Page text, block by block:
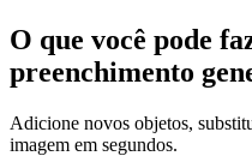
O que você pode
preenchimento
Adicione novos objetos,
imagem em segundos.